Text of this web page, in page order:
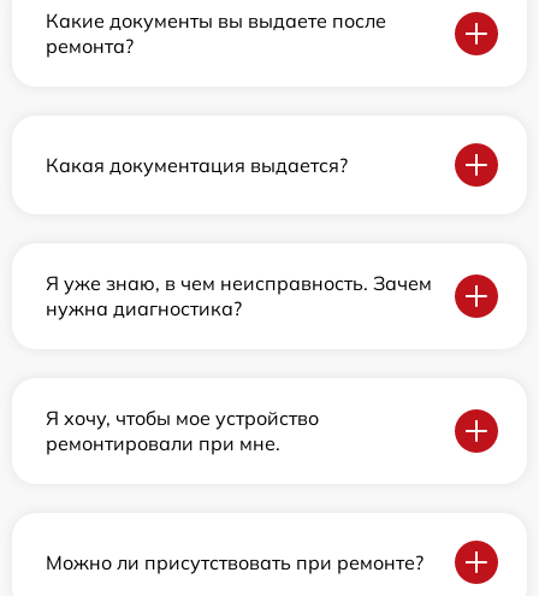
Какие документы вы выдаете после
ремонта?
Какая документация выдается?
Я уже знаю, в чем неисправность. Зачем
нужна диагностика?
Я хочу, чтобы мое устройство
ремонтировали при мне.
Можно ли присутствовать при ремонте?